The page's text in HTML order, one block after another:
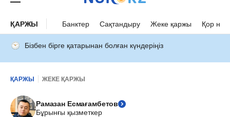
ҚАРЖЫ Банктер Сақтандыру Жеке қаржы Қор
Бізбен бірге қатарынан болған күндеріңіз
ҚАРЖЫ ЖЕКЕ ҚАРЖЫ
Рамазан Есмағамбетов
Бұрынғы қызметкер